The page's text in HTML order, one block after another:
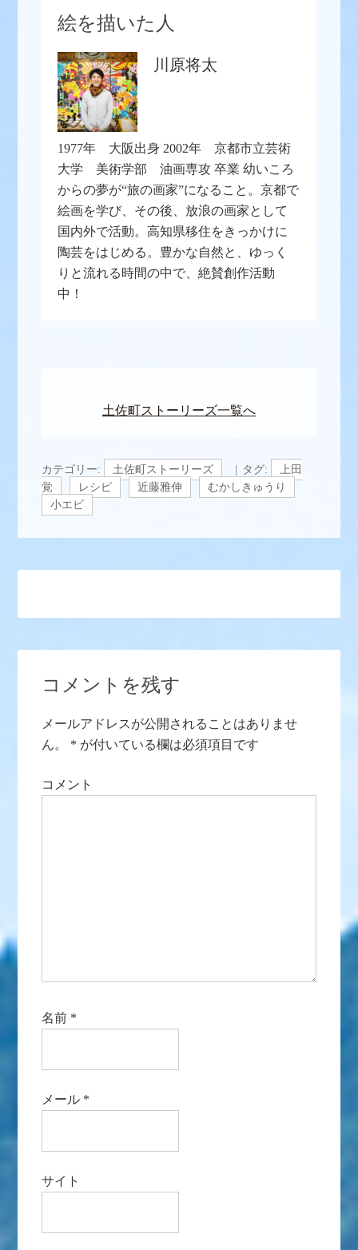
絵を描いた人
川原将太
1977年 大阪出身 2002年 京都市立芸術
大学 美術学部 油画専攻 卒業 幼いころ
からの夢が“旅の画家”になること。京都で
絵画を学び、その後、放浪の画家として
国内外で活動。高知県移住をきっかけに
陶芸をはじめる。豊かな自然と、ゆっく
りと流れる時間の中で、絶賛創作活動
中！
土佐町ストーリーズ一覧へ
カテゴリー: 土佐町ストーリーズ タグ:
上田
覚
レシピ 近藤雅伸
むかしきゅうり
小エビ
コメントを残す
メールアドレスが公開されることはありませ
ん。
* が付いている欄は必須項目です
コメント
名前 *
メール *
サイト